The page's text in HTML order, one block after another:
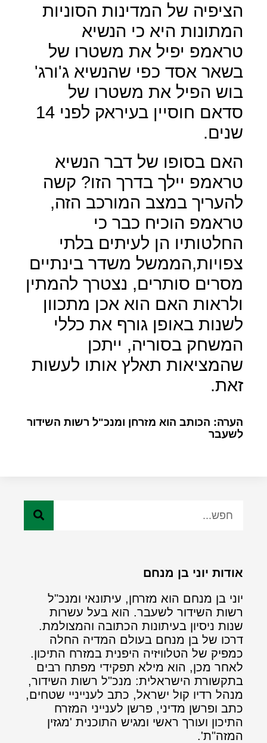
הציפיה של המדינות הסוניות
המתונות היא כי הנשיא
טראמפ יפיל את משטרו של
בשאר אסד כפי שהנשיא ג'ורג'
בוש הפיל את משטרו של
סדאם חוסיין בעיראק לפני 14
שנים.
האם בסופו של דבר הנשיא
טראמפ יילך בדרך הזו? קשה
להעריך במצב המורכב הזה,
טראמפ הוכיח כבר כי
החלטותיו הן לעיתים בלתי
צפויות,הממשל משדר בינתיים
מסרים סותרים, נצטרך להמתין
ולראות האם הוא אכן מתכוון
לשנות באופן גורף את כללי
המשחק בסוריה, ייתכן
שהמציאות תאלץ אותו לעשות
זאת.
הערה: הכותב הוא מזרחן ומנכ"ל רשות השידור
לשעבר
אודות יוני בן מנחם
יוני בן מנחם הוא מזרחן, עיתונאי ומנכ"ל
רשות השידור לשעבר. הוא בעל עשרות
שנות ניסיון בעיתונות הכתובה והמצולמת.
דרכו של בן מנחם בעולם המדיה החלה
כמפיק של הטלוויזיה היפנית במזרח התיכון.
לאחר מכן, הוא מילא תפקידי מפתח רבים
בתקשורת הישראלית: מנכ"ל רשות השידור,
מנהל רדיו קול ישראל, כתב לענייניי שטחים,
כתב ופרשן מדיני, פרשן לענייני המזרח
התיכון ועורך ראשי ומגיש התוכנית 'מגזין
המזה"ת'.